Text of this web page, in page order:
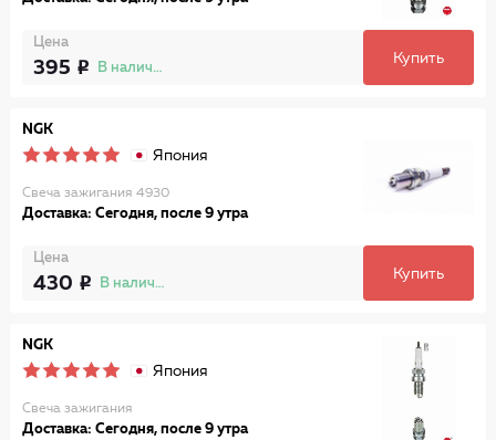
Цена
395 В наличии
Купить
NGK
Япония
Свеча зажигания 4930
Доставка: Сегодня, после 9 утра
Цена
430 В наличии
Купить
NGK
Япония
Свеча зажигания
Доставка: Сегодня, после 9 утра